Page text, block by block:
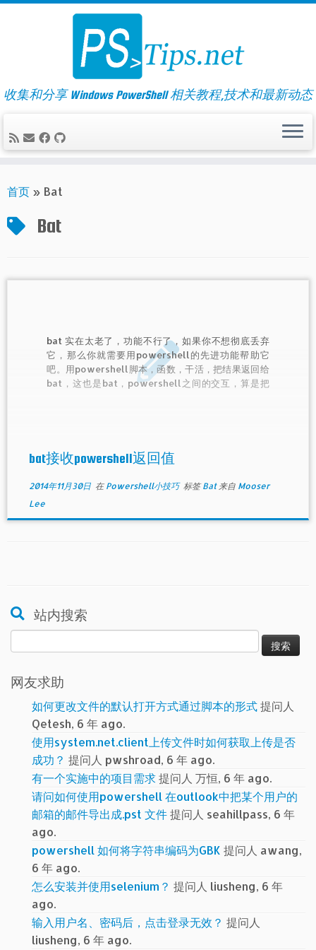
Skip
收集和分享 Windows PowerShell 相关教程,技术和最新动态
首页 » Bat
Bat
bat 实在太老了，功能不行了，如果你不想彻底丢弃
它，那么你就需要用powershell的先进功能帮助它
吧。用powershell脚本，函数，干活，把结果返回给
bat，这也是bat，powershell之间的交互，算是把
bat接收powershell返回值
2014年11月30日在 Powershell小技巧 标签Bat 来自 Mooser
Lee
站内搜索
索：
网友求助
如何更改文件的默认打开方式通过脚本的形式提问人
Qetesh, 6 年 ago.
使用system.net.client上传文件时如何获取上传是否
成功？ 提问人 pwshroad, 6 年 ago.
有一个实施中的项目需求提问人 万恒, 6 年 ago.
请问如何使用powershell 在outlook中把某个用户的
邮箱的邮件导出成.pst 文件提问人 seahillpass, 6 年
ago.
powershell 如何将字符串编码为GBK 提问人 awang,
6 年 ago.
怎么安装并使用selenium？ 提问人 liusheng, 6 年
ago.
输入用户名、密码后，点击登录无效？ 提问人
liusheng, 6 年 ago.